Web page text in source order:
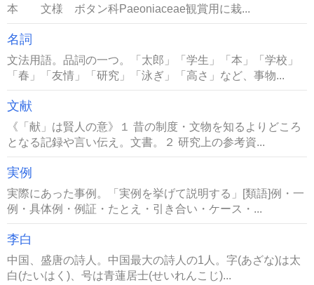
本 文様 ボタン科Paeoniaceae観賞用に栽...
名詞
文法用語。品詞の一つ。「太郎」「学生」「本」「学校」
「春」「友情」「研究」「泳ぎ」「高さ」など、事物...
文献
《「献」は賢人の意》１ 昔の制度・文物を知るよりどころ
となる記録や言い伝え。文書。２ 研究上の参考資...
実例
実際にあった事例。「実例を挙げて説明する」[類語]例・一
例・具体例・例証・たとえ・引き合い・ケース・...
李白
中国、盛唐の詩人。中国最大の詩人の1人。字(あざな)は太
白(たいはく)、号は青蓮居士(せいれんこじ)...